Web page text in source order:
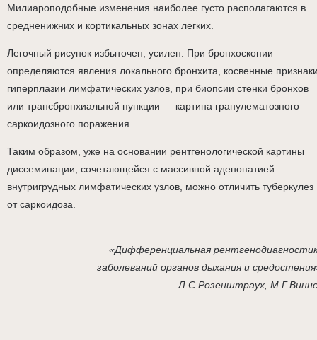
Милиароподобные изменения наиболее густо располагаются в
средненижних и кортикальных зонах легких.
Легочный рисунок избыточен, усилен. При бронхоскопии
определяются явления локального бронхита, косвенные
гиперплазии лимфатических узлов, при биопсии стенки бронхов
или трансбронхиальной пункции — картина гранулематозного
саркоидозного поражения.
Таким образом, уже на основании рентгенологической картины
диссеминации, сочетающейся с массивной аденопатией
внутригрудных лимфатических узлов, можно отличить туберкулез
от саркоидоза.
«Дифференциальная
заболеваний органов дыхания и
Л.С.Розенштраух,